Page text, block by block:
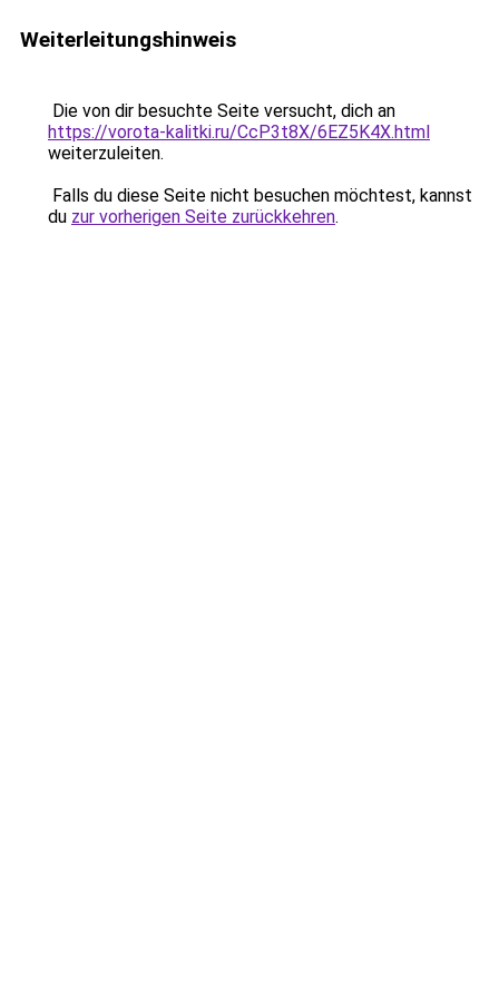
Weiterleitungshinweis
Die von dir besuchte Seite versucht, dich an
https://vorota-kalitki.ru/CcP3t8X/6EZ5K4X.html
weiterzuleiten.
Falls du diese Seite nicht besuchen möchtest, kannst
du zur vorherigen Seite zurückkehren.